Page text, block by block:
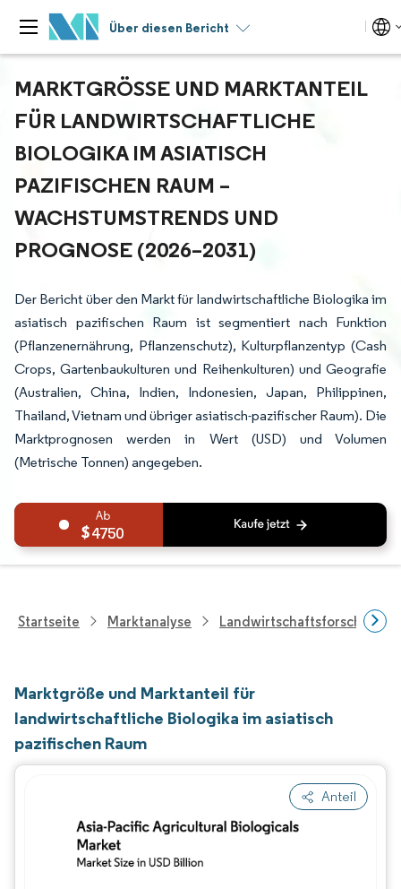
Über diesen Bericht
MARKTGRÖSSE UND MARKTANTEIL F
ÜR LANDWIRTSCHAFTLICHE B
IOLOGIKA IM ASIATISCH P
AZIFISCHEN RAUM – W
ACHSTUMSTRENDS UND P
ROGNOSE (2026–2031)
Der Bericht über den Markt für landwirtschaftliche Biologika im
asiatisch pazifischen Raum ist segmentiert nach Funktion
(Pflanzenernährung, Pflanzenschutz), Kulturpflanzentyp (Cash
Crops, Gartenbaukulturen und Reihenkulturen) und Geografie
(Australien, China, Indien, Indonesien, Japan, Philippinen,
Thailand, Vietnam und übriger asiatisch-pazifischer Raum). Die
Marktprognosen werden in Wert (USD) und Volumen
(Metrische Tonnen) angegeben.
4750
Startseite Marktanalyse Landwirtschaftsforschung
Marktgröße und Marktanteil für
landwirtschaftliche Biologika im asiatisch
pazifischen Raum
Anteil